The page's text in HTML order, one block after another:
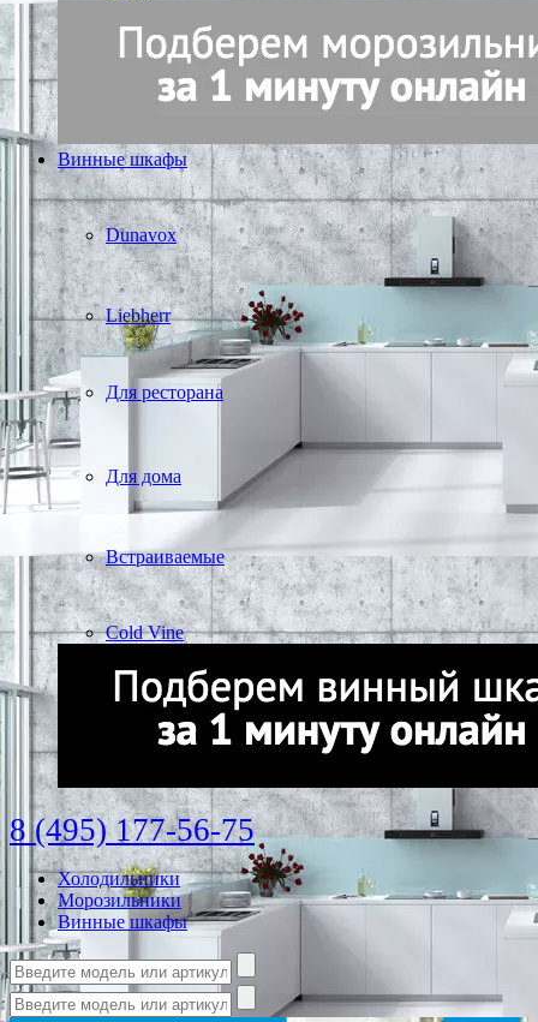
Винные шкафы
Dunavox
Liebherr
Для ресторана
Для дома
Встраиваемые
Cold Vine
8 (495) 177-56-75
Холодильники
Морозильники
Винные шкафы